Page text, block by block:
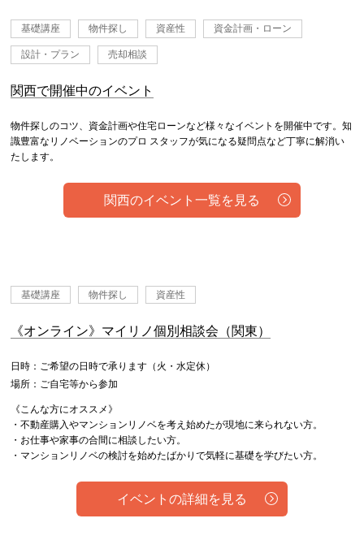
基礎講座 物件探し 資産性 資金計画・ローン
設計・プラン 売却相談
関西で開催中のイベント
物件探しのコツ、資金計画や住宅ローンなど様々なイベントを開催中です。知
識豊富なリノベーションのプロ スタッフが気になる疑問点など丁寧に解消い
たします。
関西のイベント一覧を見る
基礎講座 物件探し 資産性
《オンライン》マイリノ個別相談会（関東）
日時：ご希望の日時で承ります（火・水定休）
場所：ご自宅等から参加
《こんな方にオススメ》
・不動産購入やマンションリノベを考え始めたが現地に来られない方。
・お仕事や家事の合間に相談したい方。
・マンションリノベの検討を始めたばかりで気軽に基礎を学びたい方。
イベントの詳細を見る